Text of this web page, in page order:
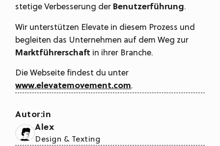
stetige Verbesserung der Benutzerführung.
Wir unterstützen Elevate in diesem Prozess und
begleiten das Unternehmen auf dem Weg zur
Marktführerschaft in ihrer Branche.
Die Webseite findest du unter
www.elevatemovement.com.
Autor:in
Alex
Design & Texting